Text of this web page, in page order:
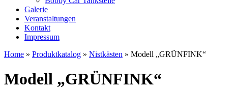
Galerie
Veranstaltungen
Kontakt
Impressum
Home » Produktkatalog » Nistkästen » Modell „GRÜNFINK“
Modell „GRÜNFINK“